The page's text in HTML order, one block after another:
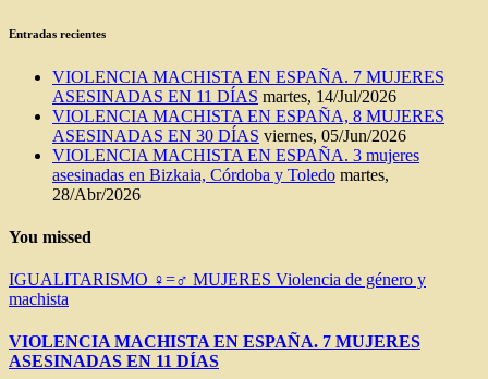
Entradas recientes
VIOLENCIA MACHISTA EN ESPAÑA. 7 MUJERES
ASESINADAS EN 11 DÍAS martes, 14/Jul/2026
VIOLENCIA MACHISTA EN ESPAÑA, 8 MUJERES
ASESINADAS EN 30 DÍAS viernes, 05/Jun/2026
VIOLENCIA MACHISTA EN ESPAÑA. 3 mujeres
asesinadas en Bizkaia, Córdoba y Toledo martes,
28/Abr/2026
You missed
IGUALITARISMO ♀=♂ MUJERES Violencia de género y
machista
VIOLENCIA MACHISTA EN ESPAÑA. 7 MUJERES
ASESINADAS EN 11 DÍAS